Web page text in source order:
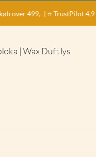
| ⭐ TrustPilot 4,9 / 5
| Wax Duft lys